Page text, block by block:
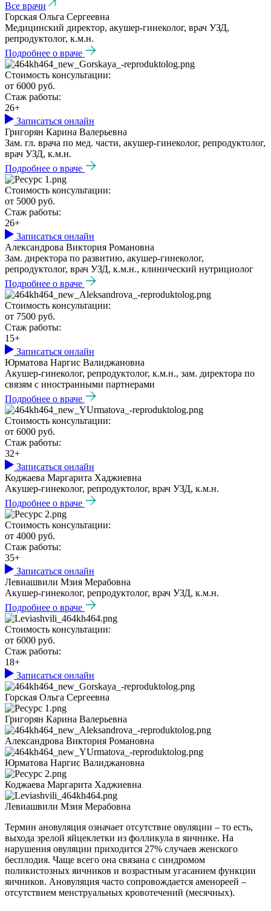
Все врачи
Горская Ольга Сергеевна
Медицинский директор, акушер-гинеколог, врач УЗД,
репродуктолог, к.м.н.
Подробнее о враче
Стоимость консультации:
от 6000 руб.
Стаж работы:
26+
Записаться онлайн
Григорян Карина Валерьевна
Зам. гл. врача по мед. части, акушер-гинеколог, репродуктолог,
врач УЗД, к.м.н.
Подробнее о враче
Стоимость консультации:
от 5000 руб.
Стаж работы:
26+
Записаться онлайн
Александрова Виктория Романовна
Зам. директора по развитию, акушер-гинеколог,
репродуктолог, врач УЗД, к.м.н., клинический нутрициолог
Подробнее о враче
Стоимость консультации:
от 7500 руб.
Стаж работы:
15+
Записаться онлайн
Юрматова Наргис Валиджановна
Акушер-гинеколог, репродуктолог, к.м.н., зам. директора по
связям с иностранными партнерами
Подробнее о враче
Стоимость консультации:
от 6000 руб.
Стаж работы:
32+
Записаться онлайн
Коджаева Маргарита Хаджиевна
Акушер-гинеколог, репродуктолог, врач УЗД, к.м.н.
Подробнее о враче
Стоимость консультации:
от 4000 руб.
Стаж работы:
35+
Записаться онлайн
Левиашвили Мзия Мерабовна
Акушер-гинеколог, репродуктолог, врач УЗД, к.м.н.
Подробнее о враче
Стоимость консультации:
от 6000 руб.
Стаж работы:
18+
Записаться онлайн
Горская Ольга Сергеевна
Григорян Карина Валерьевна
Александрова Виктория Романовна
Юрматова Наргис Валиджановна
Коджаева Маргарита Хаджиевна
Левиашвили Мзия Мерабовна
Термин ановуляция означает отсутствие овуляции – то есть,
выхода зрелой яйцеклетки из фолликула в яичнике. На
нарушения овуляции приходится 27% случаев женского
бесплодия. Чаще всего она связана с синдромом
поликистозных яичников и возрастным угасанием функции
яичников. Ановуляция часто сопровождается аменореей –
отсутствием менструальных кровотечений (месячных).